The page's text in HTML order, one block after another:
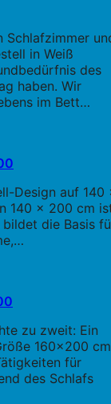
Schlafzimmer
in Weiß
des
haben. Wir
im Bett…
Design auf 140
140 x 200 cm
die Basis
zu zweit: Ein
160x200 cm
für
des Schlafs